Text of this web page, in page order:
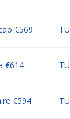
€569
€614
€594